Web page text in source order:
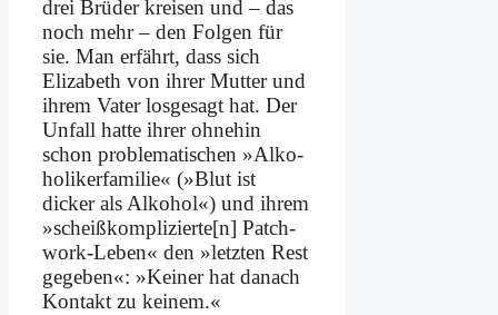
drei Brü­der krei­sen und – das
noch mehr – den Fol­gen für
sie. Man er­fährt, dass sich
Eliza­beth von ih­rer Mut­ter und
ih­rem Va­ter los­ge­sagt hat. Der
Un­fall hat­te ih­rer oh­ne­hin
schon pro­ble­ma­ti­schen »Al­ko­
ho­li­ker­fa­mi­lie« (»Blut ist
dicker als Al­ko­hol«) und ih­rem
»scheißkomplizierte[n] Patch­
work-Le­ben« den »letz­ten Rest
ge­ge­ben«: »Kei­ner hat da­nach
Kon­takt zu kei­nem.«